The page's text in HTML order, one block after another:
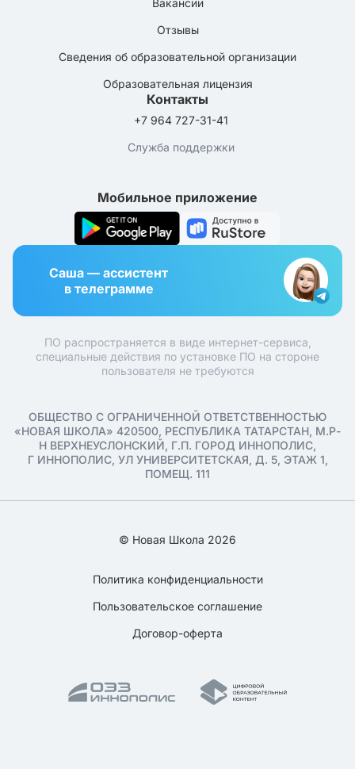
Вакансии
Отзывы
Сведения об образовательной организации
Образовательная лицензия
Контакты
+7 964 727-31-41
Служба поддержки
Мобильное приложение
Саша — ассистент
в телеграмме
ПО распространяется в виде интернет-сервиса,
специальные действия по установке ПО на стороне
пользователя не требуются
ОБЩЕСТВО С ОГРАНИЧЕННОЙ ОТВЕТСТВЕННОСТЬЮ
«НОВАЯ ШКОЛА» 420500, РЕСПУБЛИКА ТАТАРСТАН, М.Р-
Н ВЕРХНЕУСЛОНСКИЙ, Г.П. ГОРОД ИННОПОЛИС,
Г ИННОПОЛИС, УЛ УНИВЕРСИТЕТСКАЯ, Д. 5, ЭТАЖ 1,
ПОМЕЩ. 111
© Новая Школа 2026
Политика конфиденциальности
Пользовательское соглашение
Договор-оферта